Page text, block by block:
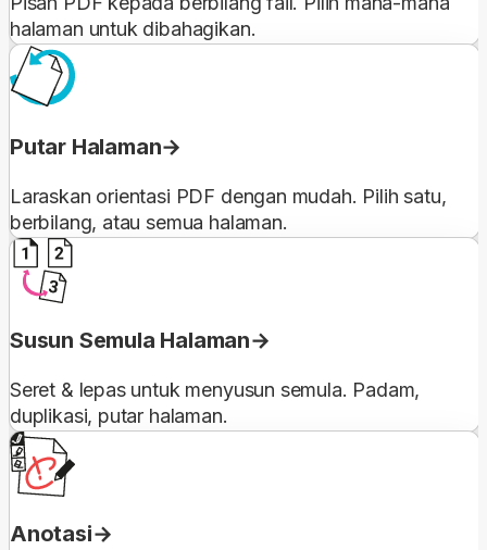
halaman untuk dibahagikan.
Putar Halaman
Laraskan orientasi PDF dengan mudah. Pilih satu,
berbilang, atau semua halaman.
Susun Semula Halaman
Seret & lepas untuk menyusun semula. Padam,
duplikasi, putar halaman.
Anotasi